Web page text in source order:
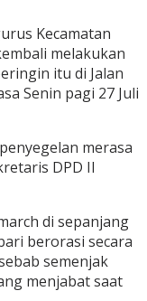
Kecamatan
melakukan
itu di Jalan
Senin pagi 27 Juli
merasa
DPD II
di sepanjang
berorasi secara
semenjak
menjabat saat